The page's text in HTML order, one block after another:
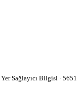
Yer Sağlayıcı Bilgisi · 5651